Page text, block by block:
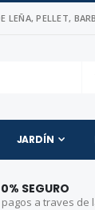
LEÑA, PELLET,
JARDÍN
SEGURO
a traves de